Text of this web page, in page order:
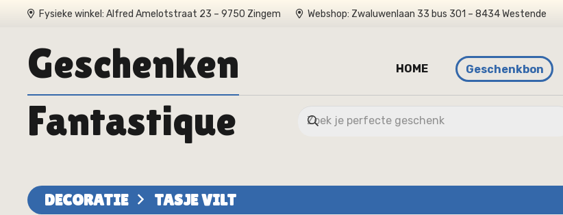
Fysieke winkel: Alfred Amelotstraat 23 – 9750 Zingem Webshop: Zwaluwenlaan 33 bus 301 – 8434 Westende
Geschenken HOME Geschenkbon
Fantastique
DECORATIE TASJE VILT